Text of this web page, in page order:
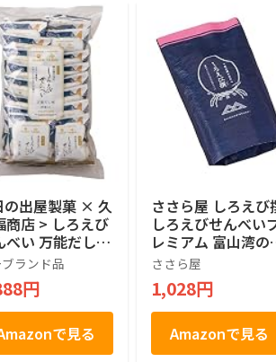
の出屋製菓 × 久
商店 > しろえび
べい 万能だし味
湾の宝石 < 13g
袋 >
ブランド品
円
で見る
ささら屋 しろえび
しろえびせんべい
レミアム 富山湾の
石 上品な香り パリ
ッとした食感 米菓
お中元 お歳暮 帰歳
暮 お祝い ギフト プ
レゼント 贈り物 贈
答 (9枚)
ささら屋
1,028円
Amazonで見る